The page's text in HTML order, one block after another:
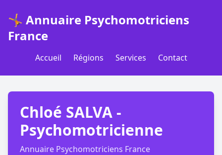
🤸 Annuaire Psychomotriciens
France
Accueil Régions Services Contact
Chloé SALVA -
Psychomotricienne
Annuaire Psychomotriciens France